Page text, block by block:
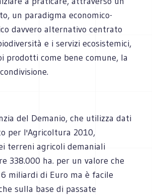
un paradigma economico-
davvero alternativo centrato
e i servizi ecosistemici,
prodotti come bene comune, la
del Demanio, che utilizza dati
per l'Agricoltura 2010,
terreni agricoli demaniali
338.000 ha. per un valore che
miliardi di Euro ma è facile
sulla base di passate